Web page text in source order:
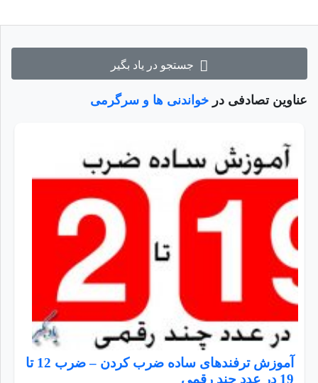
جستجو در یاد بگیر
عناوین تصادفی در خواندنی ها و سرگرمی
آموزش ترفندهای ساده ضرب کردن – ضرب 12 تا
19 در عدد چند رقمی